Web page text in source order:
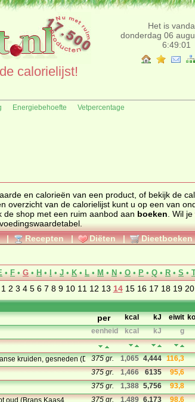
Het is
donderdag 06
6:49:01
calorielijst!
Energiebehoefte Vetpercentage
en calorieën van een product, of bekijk de
overzicht van de calorielijst kunt u op een van
de shop met een ruim aanbod aan boeken . Wil
voedingswaardetabel
| Recepten | Diëten | Dieetboeken
• F • G • H • • J • K• L • M • N • O • P • Q • R• S •
1 2 3 4 5 6 7 8 9 10 11 12 13 14 15 16 17 18 19 20
per kcal kJ eiwit
eenheid
kcal kJ g
kruiden, gesneden (Den Hollander Food)
375 gr. 1,065 4,444 116,3
375 gr. 1,466 6135 95,6
375 gr. 1,388 5,756 93,8
375 gr. 1,489 6,173 98,6